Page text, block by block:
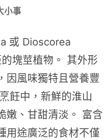
小事
或 Dioscorea
塊莖植物。 其外形
因風味獨特且營養豐
飪中，新鮮的淮山
嫩、甘甜清淡。 富含
用途廣泛的食材不僅